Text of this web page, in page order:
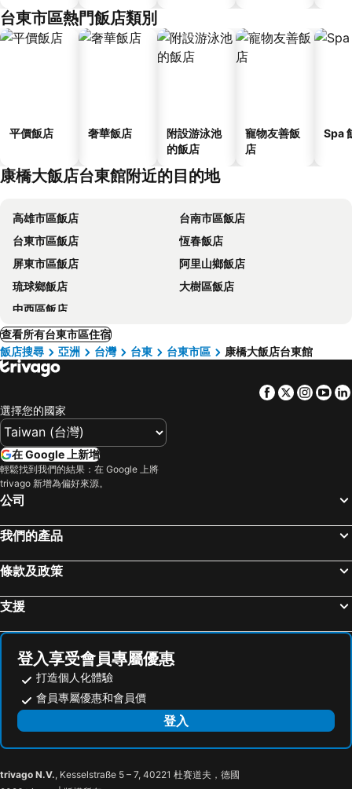
台東市區熱門飯店類別
平價飯店 奢華飯店
附設游泳池
的飯店
寵物友善飯
店
Spa
康橋大飯店台東館附近的目的地
高雄市區飯店
台南市區飯店
台東市區飯店
恆春飯店
屏東市區飯店
阿里山鄉飯店
琉球鄉飯店
大樹區飯店
中西區飯店
查看所有台東市區住宿
飯店搜尋
亞洲 台灣 台東 台東市區 康橋大飯店台東館
Facebook
Twitter
選擇您的國家
在 Google 上新增
輕鬆找到我們的結果：在 Google 上將
trivago 新增為偏好來源。
公司
我們的產品
條款及政策
支援
登入享受會員專屬優惠
打造個人化體驗
會員專屬優惠和會員價
登入
trivago N.V., Kesselstraße 5 – 7, 40221 杜賽道夫，德國